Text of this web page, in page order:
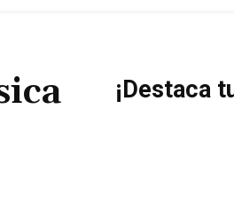
¡Destaca